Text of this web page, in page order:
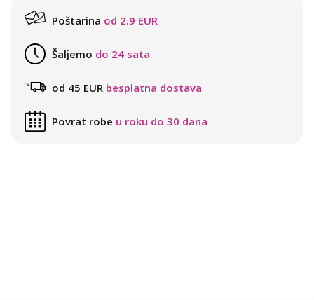
Poštarina od 2.9 EUR
Šaljemo do 24 sata
od 45 EUR besplatna dostava
Povrat robe u roku do 30 dana